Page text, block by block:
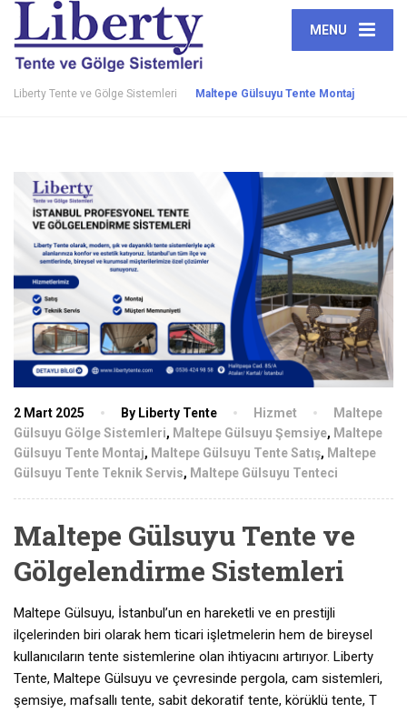
MENU
Liberty Tente ve Gölge Sistemleri Maltepe Gülsuyu Tente Montaj
2 Mart 2025 By Liberty Tente Hizmet
Maltepe
Gülsuyu Gölge Sistemleri, Maltepe Gülsuyu Şemsiye, Maltepe
Gülsuyu Tente Montaj, Maltepe Gülsuyu Tente Satış, Maltepe
Gülsuyu Tente Teknik Servis, Maltepe Gülsuyu Tenteci
Maltepe Gülsuyu Tente ve
Gölgelendirme Sistemleri
Maltepe Gülsuyu, İstanbul’un en hareketli ve en prestijli
ilçelerinden biri olarak hem ticari işletmelerin hem de bireysel
kullanıcıların tente sistemlerine olan ihtiyacını artırıyor. Liberty
Tente, Maltepe Gülsuyu ve çevresinde pergola, cam sistemleri,
şemsiye, mafsallı tente, sabit dekoratif tente, körüklü tente, T